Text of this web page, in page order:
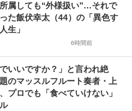
属しても“外様扱い”…それで
た飯伏幸太（44）の「異色す
生」
6時間前
でいいですか？」と言われ絶
のマッスルフルート奏者・上
プロでも「食べていけない」